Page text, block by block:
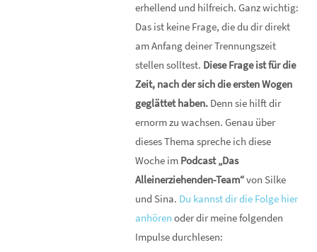
erhellend und hilfreich. Ganz wichtig:
Das ist keine Frage, die du dir direkt
am Anfang deiner Trennungszeit
stellen solltest. Diese Frage ist für die
Zeit, nach der sich die ersten Wogen
geglättet haben. Denn sie hilft dir
ernorm zu wachsen. Genau über
dieses Thema spreche ich diese
Woche im Podcast „Das
Alleinerziehenden-Team“von Silke
und Sina. Du kannst dir die Folge hier
anhören oder dir meine folgenden
Impulse durchlesen: